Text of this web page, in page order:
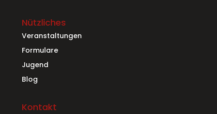
Nützliches
Veranstaltungen
Formulare
Jugend
Blog
Kontakt